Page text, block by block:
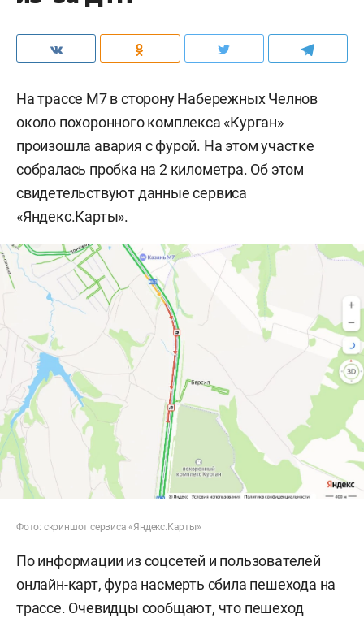
На трассе М7 в сторону Набережных Челнов
около похоронного комплекса «Курган»
произошла авария с фурой. На этом участке
собралась пробка на 2 километра. Об этом
свидетельствуют данные сервиса
«Яндекс.Карты».
Фото: скриншот сервиса «Яндекс.Карты»
По информации из соцсетей и пользователей
онлайн-карт, фура насмерть сбила пешехода на
трассе. Очевидцы сообщают, что пешеход